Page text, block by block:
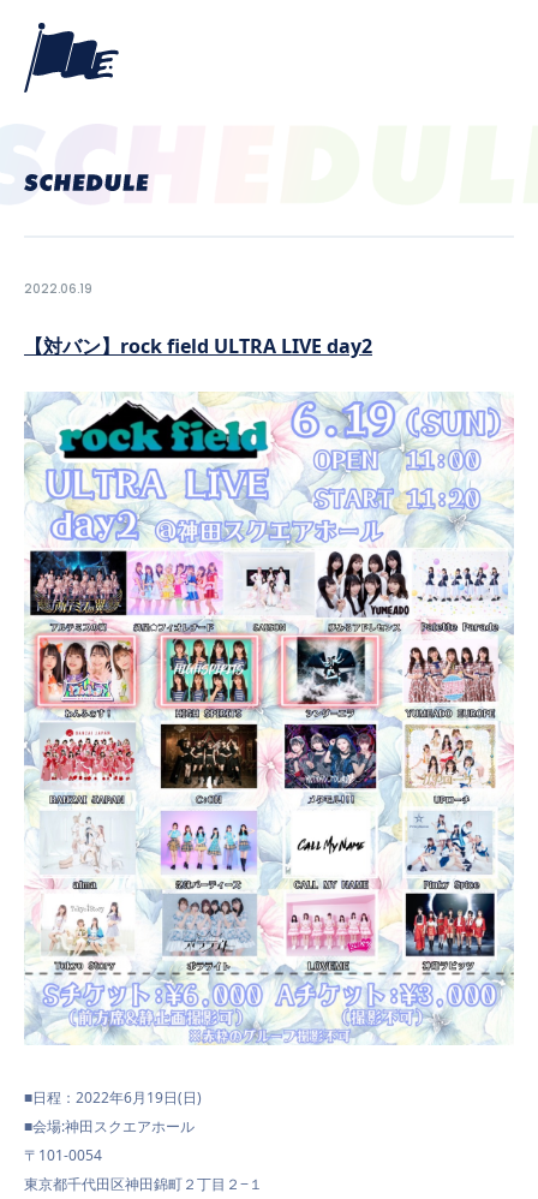
PROFILE
NEWS
SCHEDULE
VIDEO
CONTACT
2022.06.19
【対バン】rock field ULTRA LIVE day2
■日程：2022年6月19日(日)
■会場:神田スクエアホール
〒101-0054
東京都千代田区神田錦町２丁目２−１